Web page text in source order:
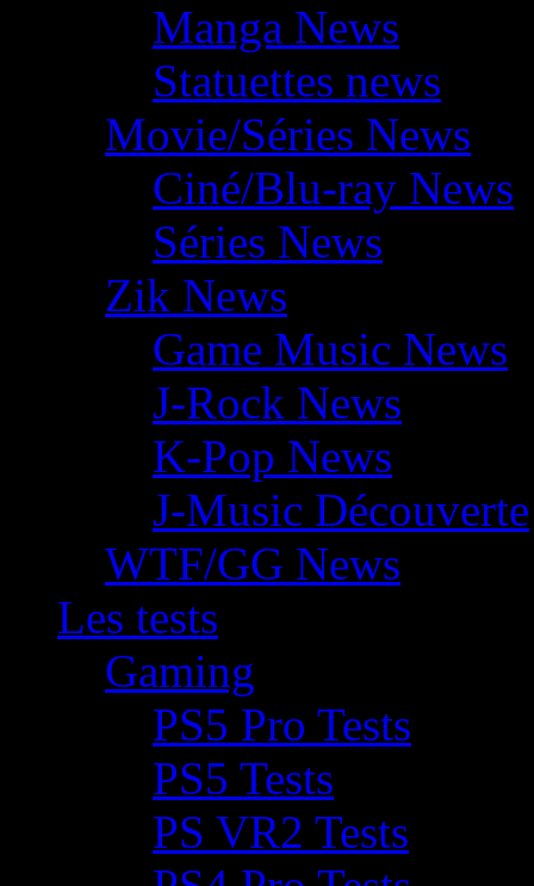
Manga News
Statuettes news
Movie/Séries News
Ciné/Blu-ray News
Séries News
Zik News
Game Music News
J-Rock News
K-Pop News
J-Music Découverte
WTF/GG News
Les tests
Gaming
PS5 Pro Tests
PS5 Tests
PS VR2 Tests